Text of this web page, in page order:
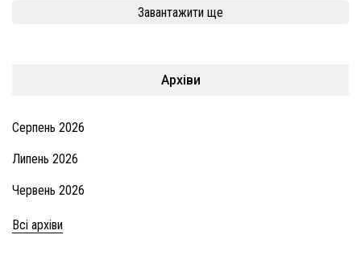
Завантажити ще
Архіви
Серпень 2026
Липень 2026
Червень 2026
Всі архіви